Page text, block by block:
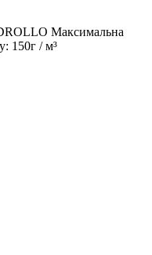
Максимальна
150г / м³